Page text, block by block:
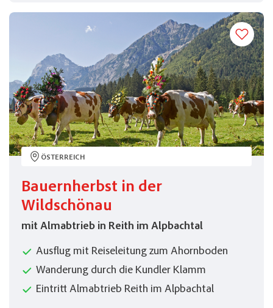
ÖSTERREICH
Bauernherbst in der
Wildschönau
mit Almabtrieb in Reith im Alpbachtal
Ausflug mit Reiseleitung zum Ahornboden
Wanderung durch die Kundler Klamm
Eintritt Almabtrieb Reith im Alpbachtal